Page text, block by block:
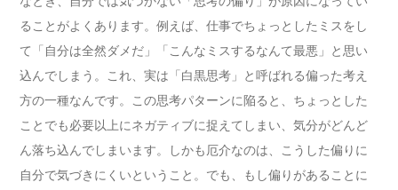
ることがよくあります。例えば、仕事でちょっとしたミスをし
て「自分は全然ダメだ」「こんなミスするなんて最悪」と思い
込んでしまう。これ、実は「白黒思考」と呼ばれる偏った考え
方の一種なんです。この思考パターンに陥ると、ちょっとした
ことでも必要以上にネガティブに捉えてしまい、気分がどんど
ん落ち込んでしまいます。しかも厄介なのは、こうした偏りに
自分で気づきにくいということ。でも、もし偏りがあることに